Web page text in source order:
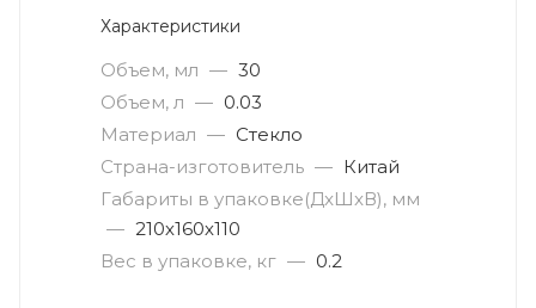
Характеристики
Объем, мл — 30
Объем, л — 0.03
Материал — Стекло
Страна-изготовитель — Китай
Габариты в упаковке(ДxШxВ), мм
— 210х160х110
Вес в упаковке, кг — 0.2